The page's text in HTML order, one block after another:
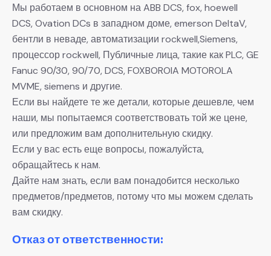
Мы работаем в основном на ABB DCS, fox, hoewell
DCS, Ovation DCs в западном доме, emerson DeltaV,
бентли в неваде, автоматизации rockwell,Siemens,
процессор rockwell, Публичные лица, такие как PLC, GE
Fanuc 90/30, 90/70, DCS, FOXBOROIA MOTOROLA
MVME, siemens и другие.
Если вы найдете те же детали, которые дешевле, чем
наши, мы попытаемся соответствовать той же цене,
или предложим вам дополнительную скидку.
Если у вас есть еще вопросы, пожалуйста,
обращайтесь к нам.
Дайте нам знать, если вам понадобится несколько
предметов/предметов, потому что мы можем сделать
вам скидку.
Отказ от ответственности: